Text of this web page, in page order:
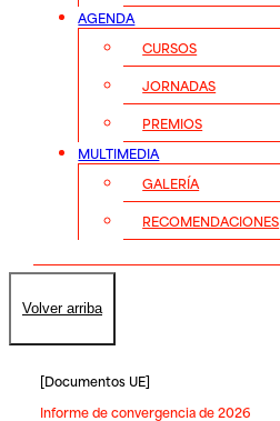
AGENDA
CURSOS
JORNADAS
PREMIOS
MULTIMEDIA
GALERÍA
RECOMENDACIONES
Volver arriba
[Documentos UE]
Informe de convergencia de 2026